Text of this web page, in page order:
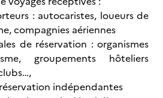
: autocaristes, loueurs de
compagnies aériennes
réservation : organismes
groupements hôteliers
indépendantes